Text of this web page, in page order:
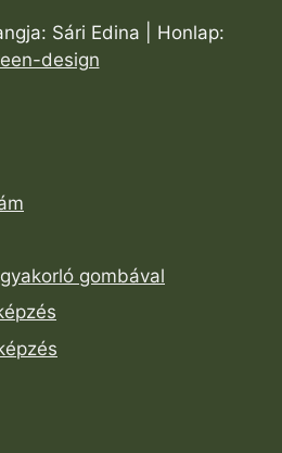
Sári Edina | Honlap:
design
gombával